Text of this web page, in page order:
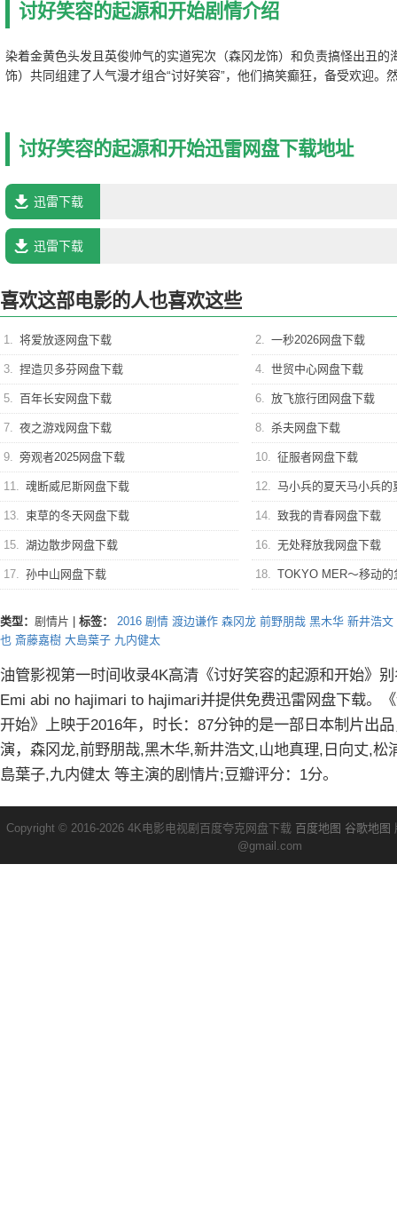
讨好笑容的起源和开始剧情介绍
染着金黄色头发且英俊帅气的实道宪次（森冈龙饰）和负责搞怪出丑的
饰）共同组建了人气漫才组合“讨好笑容”，他们搞笑癫狂，备受欢迎。
称作“天才艺人”。对“讨好笑容”来说，黑泽既是可敬的前辈，也是让他
过因为某些原因，黑泽选择退出舞台，自甘寂寞。 当初和海野一同遇
气。黑泽称雏子是“讨好笑容”的粉丝，希望实道能再一次展露让众人欢
们，含着眼泪去探索令人忘忧的笑容……
讨好笑容的起源和开始迅雷网盘下载地址
迅雷下载
迅雷下载
喜欢这部电影的人也喜欢这些
1. 将爱放逐网盘下载 2. 一秒2026网盘下载
3. 捏造贝多芬网盘下载 4. 世贸中心网盘下载
5. 百年长安网盘下载 6. 放飞旅行团网盘下载
7. 夜之游戏网盘下载 8. 杀夫网盘下载
9. 旁观者2025网盘下载 10. 征服者网盘下载
11. 魂断威尼斯网盘下载 12. 马小兵的夏天马小兵的
13. 束草的冬天网盘下载 14. 致我的青春网盘下载
15. 湖边散步网盘下载 16. 无处释放我网盘下载
17. 孙中山网盘下载 18. TOKYO MER～移动的急救室～
类型： 剧情片 标签： 2016 剧情 渡边谦作 森冈龙 前野朋哉 黑木华 新井浩文
也 斎藤嘉樹 大島葉子 九内健太
油管影视第一时间收录4K高清《讨好笑容的起源和开始》
Emi abi no hajimari to hajimari并提供免费迅雷网盘下载。
开始》上映于2016年，时长：87分钟的是一部日本制片出
演，森冈龙,前野朋哉,黑木华,新井浩文,山地真理,日向丈,松
島葉子,九内健太 等主演的剧情片;豆瓣评分：1分。
Copyright © 2016-2026 4K电影电视剧百度夸克网盘下载 百度地图 谷歌地图
@gmail.com